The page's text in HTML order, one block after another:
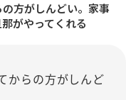
方がしんどい。家事
がやってくれる
からの方がしんど